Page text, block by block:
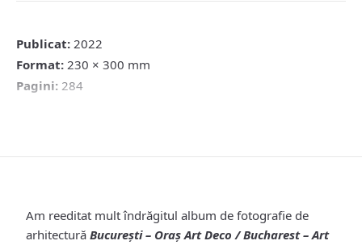
Publicat: 2022
Format: 230 × 300 mm
Pagini: 284
Am reeditat mult îndrăgitul album de fotografie de
arhitectură București – Oraş Art Deco / Bucharest – Art